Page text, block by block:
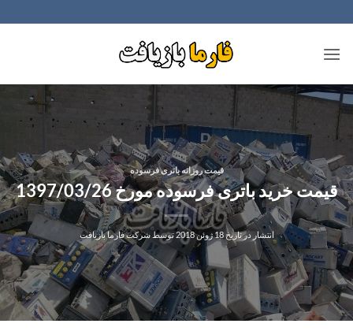
to
content
قیمت روزانه باتری فرسوده
قیمت خرید باتری فرسوده مورخ 1397/03/26
انتشار در تاریخ18 ژوئن 2018 توسطشرکت فارما بازیافت